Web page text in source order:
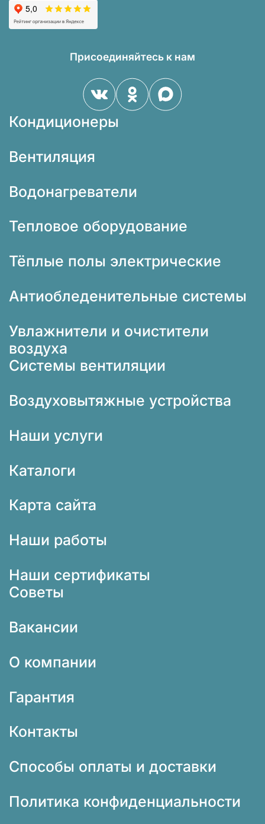
Присоединяйтесь к нам
Кондиционеры
Вентиляция
Водонагреватели
Тепловое оборудование
Тёплые полы электрические
Антиобледенительные системы
Увлажнители и очистители
воздуха
Системы вентиляции
Воздуховытяжные устройства
Наши услуги
Каталоги
Карта сайта
Наши работы
Наши сертификаты
Советы
Вакансии
О компании
Гарантия
Контакты
Способы оплаты и доставки
Политика конфиденциальности